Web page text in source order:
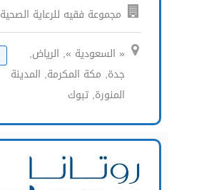
مجموعة فقيه للرعاية الصحية
« السعودية », الرياض,
جدة, مكة المكرمة, المدينة
المنورة, تبوك